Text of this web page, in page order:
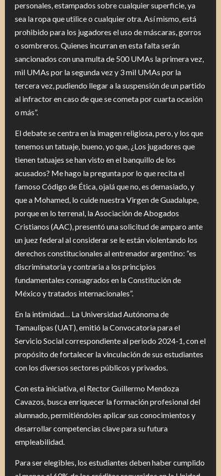
personales, estampados sobre cualquier superficie, ya
sea la ropa que utilice o cualquier otra. Así mismo, está
prohibido para los jugadores el uso de máscaras, gorros
o sombreros. Quienes incurran en esta falta serán
sancionados con una multa de 500 UMAs la primera vez,
mil UMAs por la segunda vez y 3 mil UMAs por la
tercera vez, pudiendo llegar a la suspensión de un partido
al infractor en caso de que se cometa por cuarta ocasión
o más”.
El debate se centra en la imagen religiosa, pero, y los que
tenemos un tatuaje, bueno, yo que, ¿Los jugadores que
tienen tatuajes se han visto en el banquillo de los
acusados? Me hago la pregunta por lo que recita el
famoso Código de Ética, ojalá que no, es demasiado, y
que a Mohamed, lo cuide nuestra Virgen de Guadalupe,
porque en lo terrenal, la Asociación de Abogados
Cristianos (AAC), presentó una solicitud de amparo ante
un juez federal al considerar se le están violentando los
derechos constitucionales al entrenador argentino: “es
discriminatoria y contraria a los principios
fundamentales consagrados en la Constitución de
México y tratados internacionales”.
En la intimidad… La Universidad Autónoma de
Tamaulipas (UAT), emitió la Convocatoria para el
Servicio Social correspondiente al periodo 2024-1, con el
propósito de fortalecer la vinculación de sus estudiantes
con los diversos sectores públicos y privados.
Con esta iniciativa, el Rector Guillermo Mendoza
Cavazos, busca enriquecer la formación profesional del
alumnado, permitiéndoles aplicar sus conocimientos y
desarrollar competencias clave para su futura
empleabilidad.
Para ser elegibles, los estudiantes deben haber cumplido